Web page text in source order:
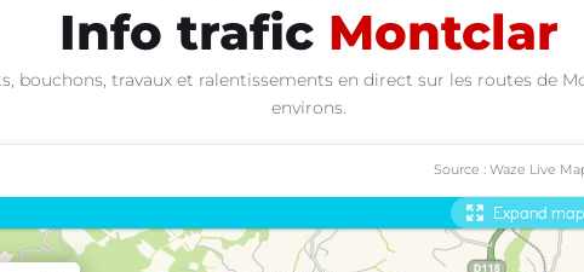
Info trafic Montclar
bouchons, travaux et ralentissements en direct sur les routes de
environs.
Source : Waze Live